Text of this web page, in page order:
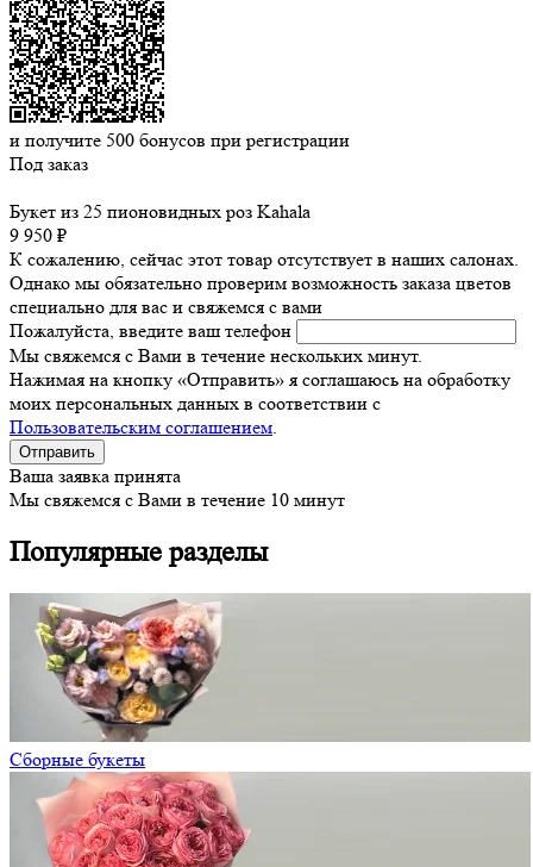
и получите 500 бонусов при регистрации
Под заказ
Букет из 25 пионовидных роз Kahala
9 950 ₽
К сожалению, сейчас этот товар отсутствует в наших салонах.
Однако мы обязательно проверим возможность заказа цветов
специально для вас и свяжемся с вами
Пожалуйста, введите ваш телефон
Мы свяжемся с Вами в течение нескольких минут.
Нажимая на кнопку «Отправить» я соглашаюсь на обработку
моих персональных данных в соответствии с
Пользовательским соглашением.
Ваша заявка принята
Мы свяжемся с Вами в течение 10 минут
Популярные разделы
Сборные букеты